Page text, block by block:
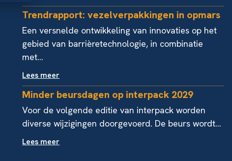
Trendrapport: vezelverpakkingen in opmars
Een versnelde ontwikkeling van innovaties op het
gebied van barrièretechnologie, in combinatie
met...
Lees meer
Minder beursdagen op interpack 2029
Voor de volgende editie van interpack worden
diverse wijzigingen doorgevoerd. De beurs wordt...
Lees meer